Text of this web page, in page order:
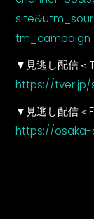
▼見逃し配信＜
https://tver.jp/
▼見逃し配信＜
https://osaka-